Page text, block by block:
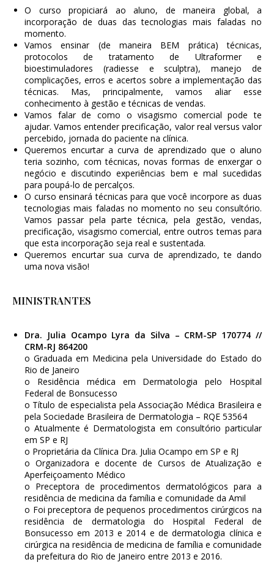
O curso propiciará ao aluno, de maneira global, a
incorporação de duas das tecnologias mais faladas no
momento.
Vamos ensinar (de maneira BEM prática) técnicas,
protocolos de tratamento de Ultraformer e
bioestimuladores (radiesse e sculptra), manejo de
complicações, erros e acertos sobre a implementação das
técnicas. Mas, principalmente, vamos aliar esse
conhecimento à gestão e técnicas de vendas.
Vamos falar de como o visagismo comercial pode te
ajudar. Vamos entender precificação, valor real versus valor
percebido, jornada do paciente na clínica.
Queremos encurtar a curva de aprendizado que o aluno
teria sozinho, com técnicas, novas formas de enxergar o
negócio e discutindo experiências bem e mal sucedidas
para poupá-lo de percalços.
O curso ensinará técnicas para que você incorpore as duas
tecnologias mais faladas no momento no seu consultório.
Vamos passar pela parte técnica, pela gestão, vendas,
precificação, visagismo comercial, entre outros temas para
que esta incorporação seja real e sustentada.
Queremos encurtar sua curva de aprendizado, te dando
uma nova visão!
MINISTRANTES
Dra. Julia Ocampo Lyra da Silva – CRM-SP 170774 //
CRM-RJ 864200
o Graduada em Medicina pela Universidade do Estado do
Rio de Janeiro
o Residência médica em Dermatologia pelo Hospital
Federal de Bonsucesso
o Título de especialista pela Associação Médica Brasileira e
pela Sociedade Brasileira de Dermatologia – RQE 53564
o Atualmente é Dermatologista em consultório particular
em SP e RJ
o Proprietária da Clínica Dra. Julia Ocampo em SP e RJ
o Organizadora e docente de Cursos de Atualização e
Aperfeiçoamento Médico
o Preceptora de procedimentos dermatológicos para a
residência de medicina da família e comunidade da Amil
o Foi preceptora de pequenos procedimentos cirúrgicos na
residência de dermatologia do Hospital Federal de
Bonsucesso em 2013 e 2014 e de dermatologia clínica e
cirúrgica na residência de medicina de família e comunidade
da prefeitura do Rio de Janeiro entre 2013 e 2016.